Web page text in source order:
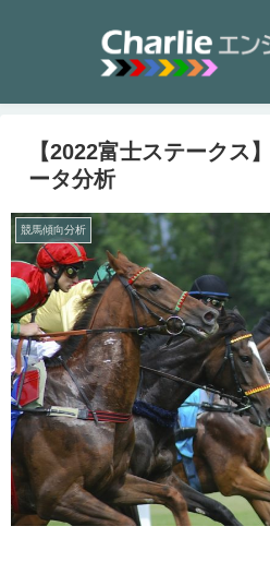
【2022富士ステークス
ータ分析
競馬傾向分析